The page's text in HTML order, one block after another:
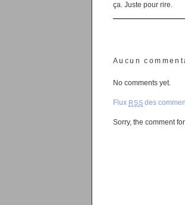
ça. Juste pour rire.
Aucun
No comments yet.
Flux RSS des
Sorry, the comment